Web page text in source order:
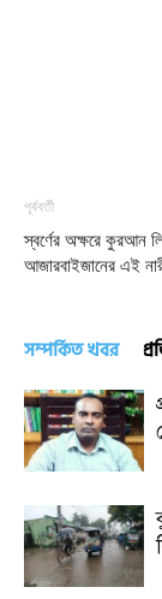
পূর্ববর্তী
স্বর্ণের অক্ষরে কুরআন
আজারবাইজানের এই
সম্পর্কিত খবর